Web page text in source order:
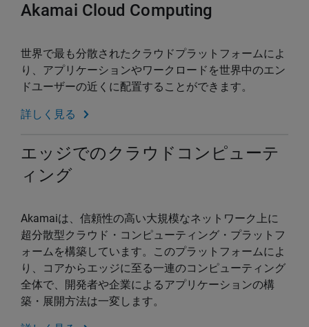
Akamai Cloud Computing
世界で最も分散されたクラウドプラットフォームによ
り、アプリケーションやワークロードを世界中のエン
ドユーザーの近くに配置することができます。
詳しく見る
エッジでのクラウドコンピューテ
ィング
Akamaiは、信頼性の高い大規模なネットワーク上に
超分散型クラウド・コンピューティング・プラットフ
ォームを構築しています。このプラットフォームによ
り、コアからエッジに至る一連のコンピューティング
全体で、開発者や企業によるアプリケーションの構
築・展開方法は一変します。